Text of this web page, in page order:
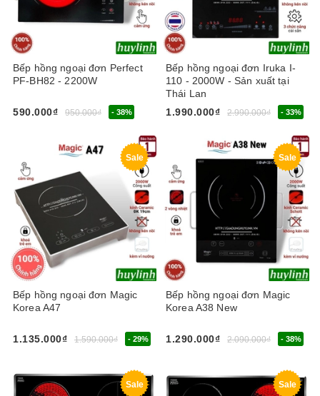
Bếp hồng ngoại đơn Perfect
PF-BH82 - 2200W
590.000₫ 950.000₫ - 38%
Bếp hồng ngoại đơn Iruka I-
110 - 2000W - Sản xuất tại
Thái Lan
1.990.000₫
2.990.000₫ - 33%
Sale
Bếp hồng ngoại đơn Magic
Korea A47
1.135.000₫ 1.590.000₫ - 29%
Sale
Bếp hồng ngoại đơn Magic
Korea A38 New
1.290.000₫ 2.090.000₫ - 38%
Sale Sale